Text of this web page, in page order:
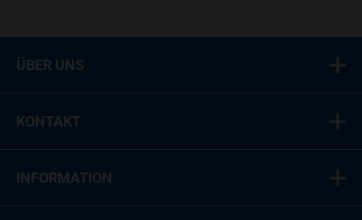
ÜBER UNS
KONTAKT
INFORMATION